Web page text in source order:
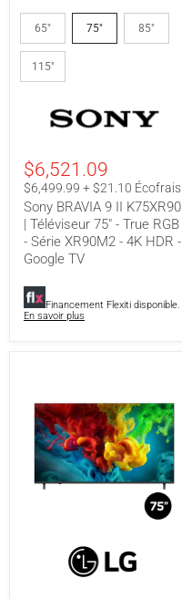
Sony
BRAVIA
II
K75XR90
|
Série
XR90M2
4K
HDR
TV
65" 75" 85"
115"
$6,521.09
$6,499.99 + $21.10 Écofrais
Sony BRAVIA 9 II K75XR90
| Téléviseur 75" - True RGB
- Série XR90M2 - 4K HDR -
Google TV
Financement Flexiti disponible.
En savoir plus
75QNED82BUA